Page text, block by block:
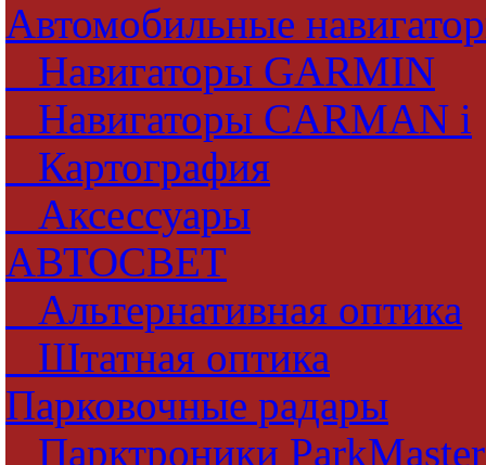
Автомобильные
Навигаторы GARMIN
Навигаторы CARMAN i
Картография
Аксессуары
АВТОСВЕТ
Альтернативная оптика
Штатная оптика
Парковочные радары
Парктроники ParkMaster